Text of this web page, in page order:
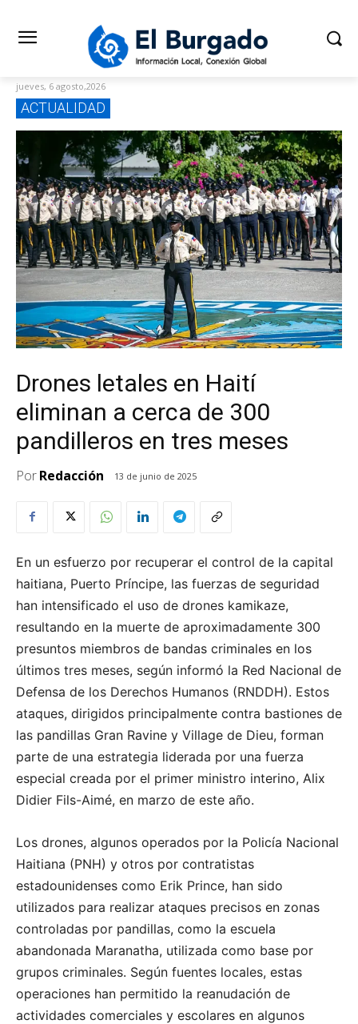
jueves, 6 agosto,2026
ACTUALIDAD
Drones letales en Haití
eliminan a cerca de 300
pandilleros en tres meses
PorRedacción 13 de junio de 2025
En un esfuerzo por recuperar el control de la capital
haitiana, Puerto Príncipe, las fuerzas de seguridad
han intensificado el uso de drones kamikaze,
resultando en la muerte de aproximadamente 300
presuntos miembros de bandas criminales en los
últimos tres meses, según informó la Red Nacional de
Defensa de los Derechos Humanos (RNDDH). Estos
ataques, dirigidos principalmente contra bastiones de
las pandillas Gran Ravine y Village de Dieu, forman
parte de una estrategia liderada por una fuerza
especial creada por el primer ministro interino, Alix
Didier Fils-Aimé, en marzo de este año.
Los drones, algunos operados por la Policía Nacional
Haitiana (PNH) y otros por contratistas
estadounidenses como Erik Prince, han sido
utilizados para realizar ataques precisos en zonas
controladas por pandillas, como la escuela
abandonada Maranatha, utilizada como base por
grupos criminales. Según fuentes locales, estas
operaciones han permitido la reanudación de
actividades comerciales y escolares en algunos